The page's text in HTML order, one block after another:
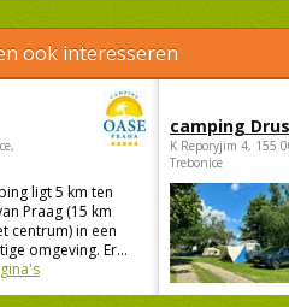
ook interesseren
ligt 5 km ten
Praag (15 km
centrum) in een
omgeving. Er...
camping
K Reporyjim 4, 155
Trebonice